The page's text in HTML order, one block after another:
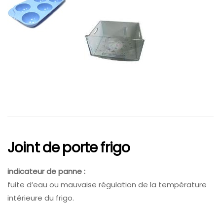
Joint de porte frigo
indicateur de panne :
fuite d’eau ou mauvaise régulation de la température
intérieure du frigo.